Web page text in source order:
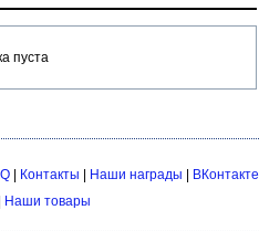
пуста
| Контакты Наши награды
ВКонтакте
Наши товары